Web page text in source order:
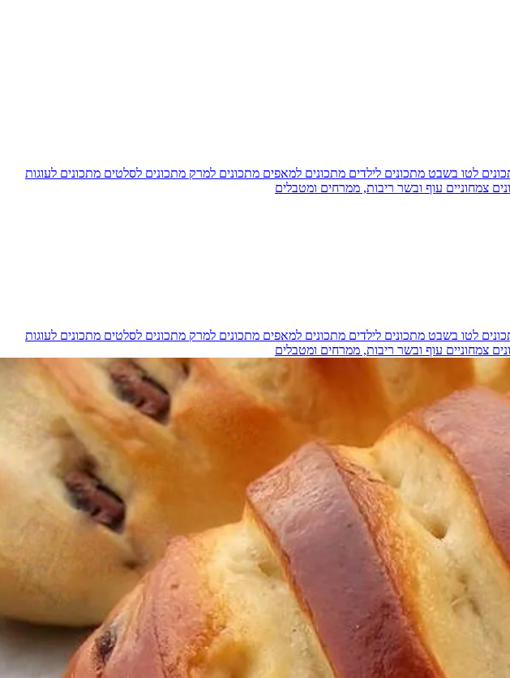
לטו בשבט מתכונים לילדים מתכונים למאפים מתכונים למרק מתכונים לסלטים מתכונים לעוגות
צמחוניים עוף ובשר ריבות, ממרחים ומטבלים
לטו בשבט מתכונים לילדים מתכונים למאפים מתכונים למרק מתכונים לסלטים מתכונים לעוגות
צמחוניים עוף ובשר ריבות, ממרחים ומטבלים